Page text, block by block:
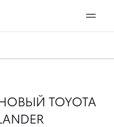
TOYOTA